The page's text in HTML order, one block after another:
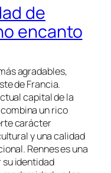
de
encanto
agradables,
de Francia.
capital de la
combina un rico
carácter
y una calidad
Rennes es una
su identidad